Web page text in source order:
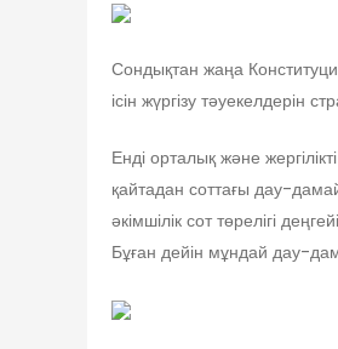
Сондықтан жаңа
ісін жүргізу тәуекелдерін
Енді орталық және
қайтадан соттағы дау-
әкімшілік сот төрелігі
Бұған дейін мұндай дау-